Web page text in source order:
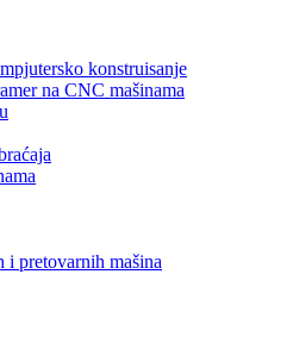
konstruisanje
na CNC mašinama
i pretovarnih mašina